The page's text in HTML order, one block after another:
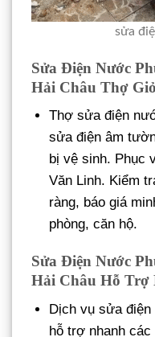
sửa
Sửa Điện Nước
Hải Châu Thợ
Thợ sửa điện
sửa điện âm
bị vệ sinh. Phục
Văn Linh. Kiểm
ràng, báo giá
phòng, căn hộ.
Sửa Điện Nước
Hải Châu Hỗ Trợ
Dịch vụ sửa
hỗ trợ nhanh